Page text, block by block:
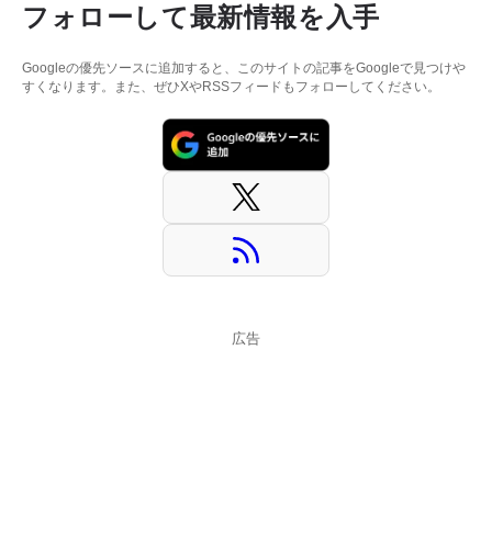
フォローして最新情報を入手
Googleの優先ソースに追加すると、このサイトの記事をGoogleで見つけや
すくなります。また、ぜひXやRSSフィードもフォローしてください。
広告